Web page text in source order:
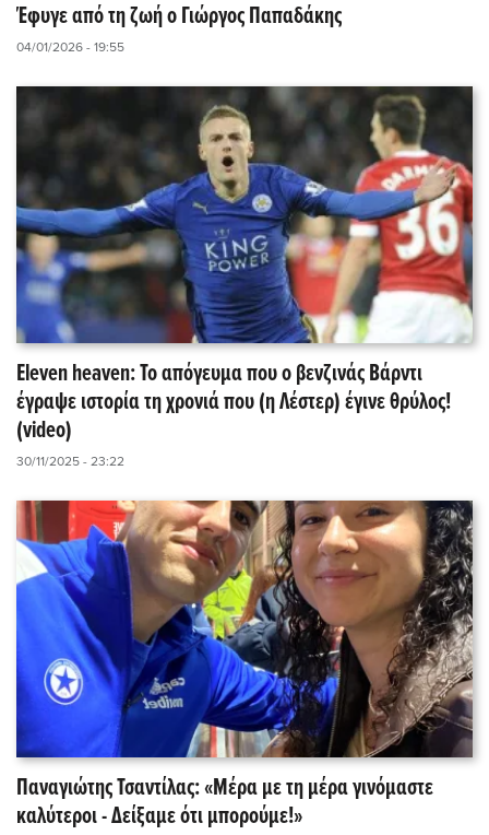
Έφυγε από τη ζωή ο Γιώργος Παπαδάκης
04/01/2026 - 19:55
Eleven heaven: Το απόγευμα που ο βενζινάς Βάρντι
έγραψε ιστορία τη χρονιά που (η Λέστερ) έγινε θρύλος!
(video)
30/11/2025 - 23:22
Παναγιώτης Τσαντίλας: «Μέρα με τη μέρα γινόμαστε
καλύτεροι - Δείξαμε ότι μπορούμε!»